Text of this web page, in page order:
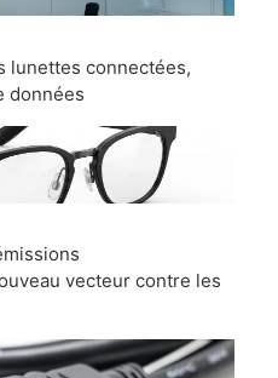
lunettes connectées,
données
vecteur contre les